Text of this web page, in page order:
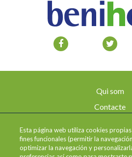
Qui som
Contacte
Enviaments i
Política de
Esta página web utiliza cookies
fines funcionales (permitir la
optimizar la navegación y